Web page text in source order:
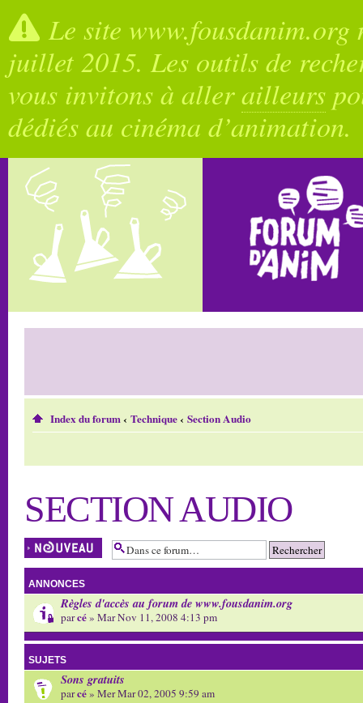
Le site
juillet 2015. Les outils de
vous invitons à allerailleurs
dédiés au cinéma d’animation.
Index du forum‹ Technique‹ Section Audio
SECTION AUDIO
Écrire un nouveau
sujet
ANNONCES
Règles d'accès au forum de www.fousdanim.org
parcé» Mar Nov 11, 2008 4:13 pm
SUJETS
Sons gratuits
parcé» Mer Mar 02, 2005 9:59 am